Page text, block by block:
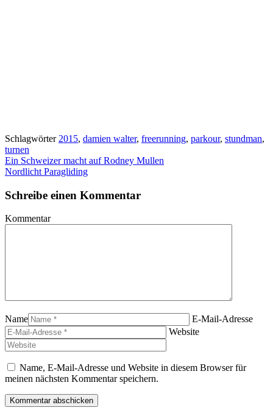
Schlagwörter 2015, damien walter, freerunning, parkour, stundman,
turnen
Ein Schweizer macht auf Rodney Mullen
Nordlicht Paragliding
Schreibe einen Kommentar
Kommentar
Name
E-Mail-Adresse
Website
Name, E-Mail-Adresse und Website in diesem Browser für
meinen nächsten Kommentar speichern.